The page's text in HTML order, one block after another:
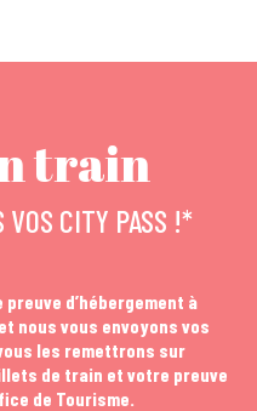
train
VOS CITY PASS !*
d’hébergement à
et nous vous envoyons vos
les remettrons sur
de train et votre preuve
de Tourisme.